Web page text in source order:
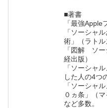
■著書
「最強Apple
「ソーシャ
術」（ラトル
「図解 ソー
経出版）
「ソーシャ
した人の4つ
「ソーシャ
０ヵ条」（マ
など多数。